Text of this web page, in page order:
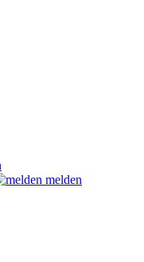
melden